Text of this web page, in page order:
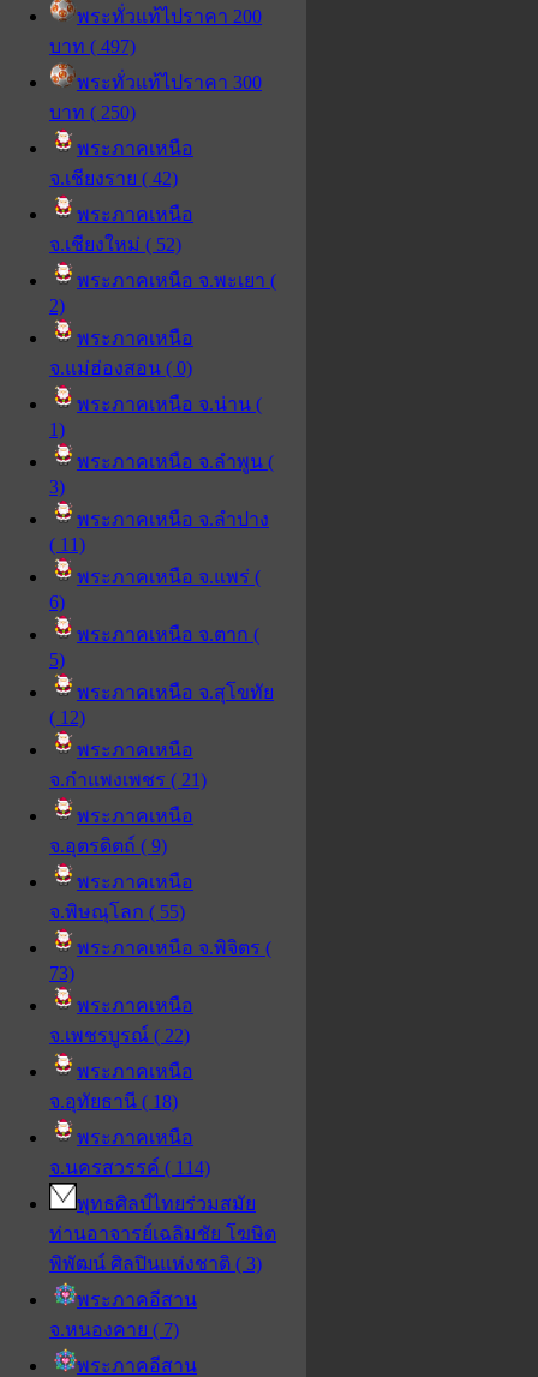
พระทั่วแท้ไปราคา 200
บาท ( 497)
พระทั่วแท้ไปราคา 300
บาท ( 250)
พระภาคเหนือ
จ.เชียงราย ( 42)
พระภาคเหนือ
จ.เชียงใหม่ ( 52)
พระภาคเหนือ จ.พะเยา (
2)
พระภาคเหนือ
จ.แม่ฮ่องสอน ( 0)
พระภาคเหนือ จ.น่าน (
1)
พระภาคเหนือ จ.ลำพูน (
3)
พระภาคเหนือ จ.ลำปาง
( 11)
พระภาคเหนือ จ.แพร่ (
6)
พระภาคเหนือ จ.ตาก (
5)
พระภาคเหนือ จ.สุโขทัย
( 12)
พระภาคเหนือ
จ.กำแพงเพชร ( 21)
พระภาคเหนือ
จ.อุตรดิตถ์ ( 9)
พระภาคเหนือ
จ.พิษณุโลก ( 55)
พระภาคเหนือ จ.พิจิตร (
73)
พระภาคเหนือ
จ.เพชรบูรณ์ ( 22)
พระภาคเหนือ
จ.อุทัยธานี ( 18)
พระภาคเหนือ
จ.นครสวรรค์ ( 114)
พุทธศิลป์ไทยร่วมสมัย
ท่านอาจารย์เฉลิมชัย โฆษิต
พิพัฒน์ ศิลปินแห่งชาติ ( 3)
พระภาคอีสาน
จ.หนองคาย ( 7)
พระภาคอีสาน